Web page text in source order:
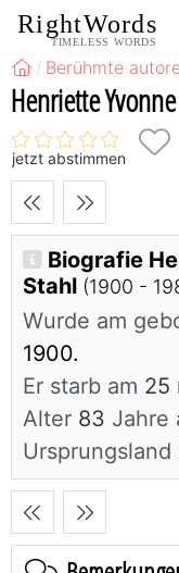
RightWords
TIMELESS WORDS
Berühmte
Henriette
jetzt abstimmen
Biografie
Stahl (1900 -
Wurde am
1900.
Er starb am 25
Alter 83 Jahre
Ursprungsland